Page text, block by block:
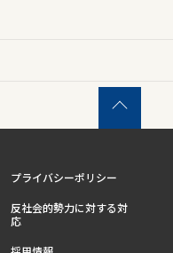
プライバシーポリシー
反社会的勢力に対する対
応